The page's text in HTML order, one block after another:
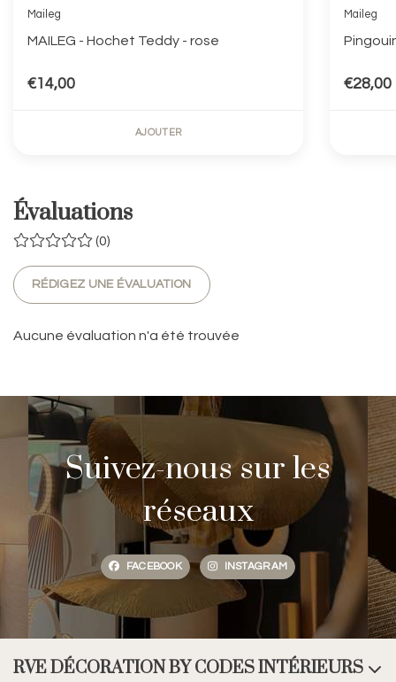
Maileg
MAILEG - Hochet Teddy - rose
€14,00
AJOUTER
Maileg
€28,00
Évaluations
(0)
RÉDIGEZ UNE ÉVALUATION
Aucune évaluation n'a été trouvée
Suivez-nous sur les
réseaux
FACEBOOK INSTAGRAM
RVE DÉCORATION BY CODES INTÉRIEURS